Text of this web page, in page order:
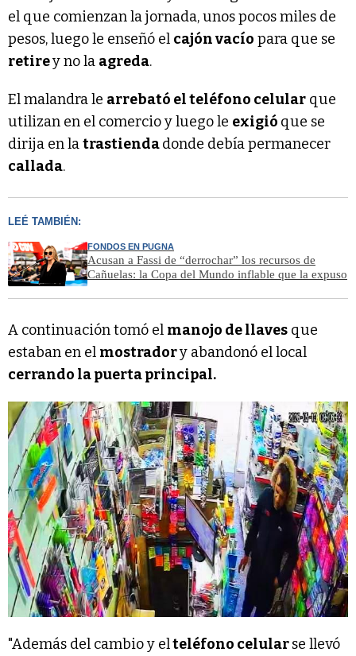
el que comienzan la jornada, unos pocos miles de
pesos, luego le enseñó el cajón vacío para que se
retirey no la agreda.
El malandra le arrebató el teléfono celular que
utilizan en el comercio y luego le exigió que se
dirija en latrastiendadonde debía permanecer
callada.
LEÉ TAMBIÉN:
FONDOS EN PUGNA
Acusan a Fassi de “derrochar” los recursos de
Cañuelas: la Copa del Mundo inflable que la expuso
A continuación tomó el manojo de llaves que
estaban en el mostradory abandonó el local
cerrando la puerta principal.
"Además del cambio y elteléfono celularse llevó